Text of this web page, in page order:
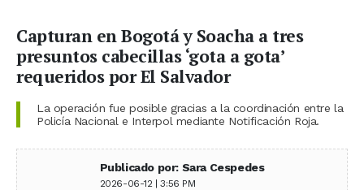
Capturan en Bogotá y Soacha a tres
presuntos cabecillas ‘gota a gota’
requeridos por El Salvador
La operación fue posible gracias a la coordinación entre la
Policía Nacional e Interpol mediante Notificación Roja.
Publicado por: Sara Cespedes
2026-06-12 | 3:56 PM